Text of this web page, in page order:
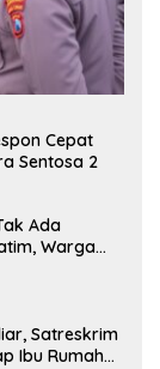
Cepat
Sentosa 2
Ada
Warga
Satreskrim
Ibu Rumah